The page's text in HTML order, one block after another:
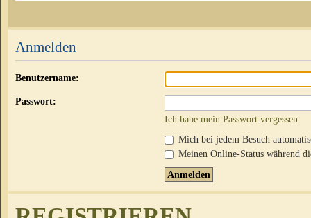
Anmelden
Benutzername:
Passwort:
Ich habe mein Passwort vergessen
Mich bei jedem Besuch
Meinen Online-Status während